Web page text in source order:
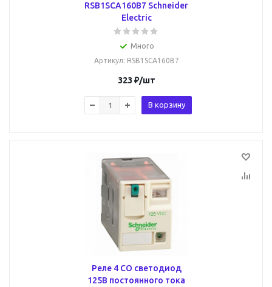
RSB1SCA160B7 Schneider
Electric
Много
Артикул: RSB1SCA160B7
323 ₽/шт
В корзину
Реле 4 CO светодиод
125В постоянного тока